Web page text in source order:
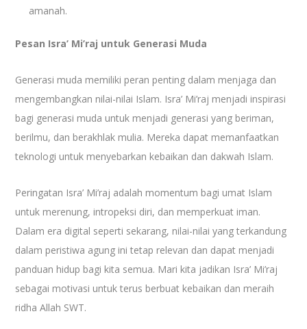
amanah.
Pesan Isra’ Mi’raj untuk Generasi Muda
Generasi muda memiliki peran penting dalam menjaga dan
mengembangkan nilai-nilai Islam. Isra’ Mi’raj menjadi inspirasi
bagi generasi muda untuk menjadi generasi yang beriman,
berilmu, dan berakhlak mulia. Mereka dapat memanfaatkan
teknologi untuk menyebarkan kebaikan dan dakwah Islam.
Peringatan Isra’ Mi’raj adalah momentum bagi umat Islam
untuk merenung, intropeksi diri, dan memperkuat iman.
Dalam era digital seperti sekarang, nilai-nilai yang terkandung
dalam peristiwa agung ini tetap relevan dan dapat menjadi
panduan hidup bagi kita semua. Mari kita jadikan Isra’ Mi’raj
sebagai motivasi untuk terus berbuat kebaikan dan meraih
ridha Allah SWT.